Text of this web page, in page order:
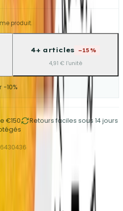
produit.
4+ articles −15%
4,91 € l'unité
€150
Retours faciles sous 14 jours